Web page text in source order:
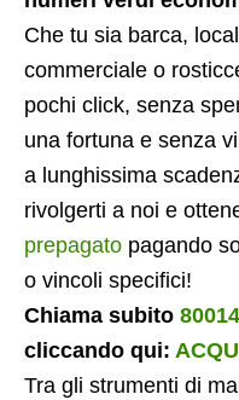
Che tu sia barca,
commerciale o
pochi click, senza
una fortuna e senza
a lunghissima
rivolgerti a noi e
prepagato pagando
o vincoli specifici!
Chiama subito
cliccando qui:
Tra gli strumenti di